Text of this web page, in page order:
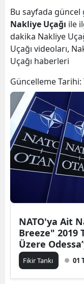
Bu sayfada
Nakliye Uçağı ile
dakika Nakliye
Uçağı videoları,
Uçağı haberleri
Güncelleme Tarihi:
NATO'ya Ait
Breeze" 2019
Üzere
Fikir Tankı 01